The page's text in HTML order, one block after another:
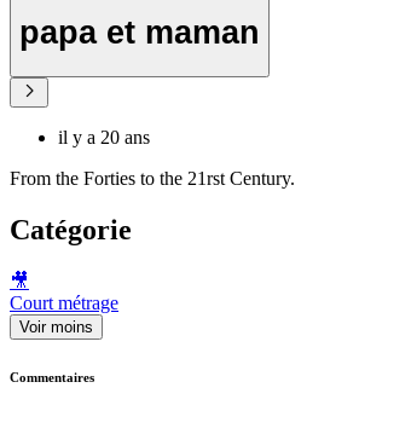
papa et maman
il y a 20 ans
From the Forties to the 21rst Century.
Catégorie
🎥
Court métrage
Voir moins
Commentaires